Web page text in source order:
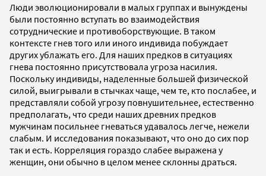
Люди эволюционировали в малых группах и вынуждены
были постоянно вступать во взаимодействия
сотруднические и противоборствующие. В таком
контексте гнев того или иного индивида побуждает
других ублажать его. Для наших предков в ситуациях
гнева постоянно присутствовала угроза насилия.
Поскольку индивиды, наделенные большей физической
силой, выигрывали в стычках чаще, чем те, кто послабее, и
представляли собой угрозу повнушительнее, естественно
предполагать, что среди наших древних предков
мужчинам посильнее гневаться удавалось легче, нежели
слабым. И исследования показывают, что оно до сих пор
так и есть. Корреляция гораздо слабее выражена у
женщин, они обычно в целом менее склонны драться.